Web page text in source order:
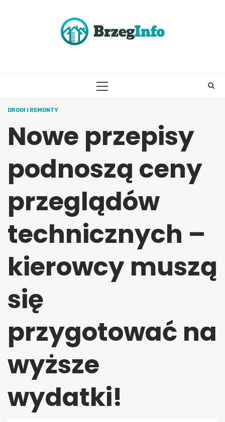
PRIMARY
DROGI I REMONTY
Nowe przepisy
podnoszą ceny
przeglądów
technicznych –
kierowcy muszą
się
przygotować na
wyższe
wydatki!